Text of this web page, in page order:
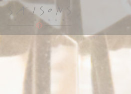
Πίνακας διαχείρισης "Μπισκότων" (Cookies)